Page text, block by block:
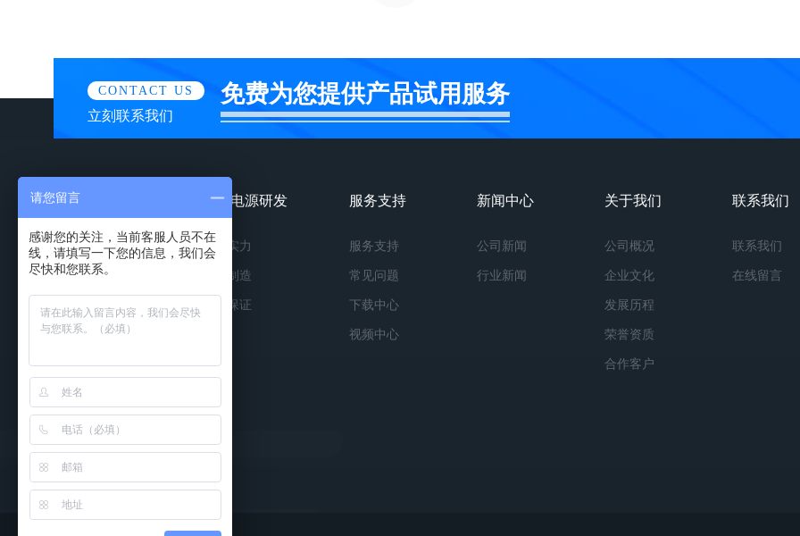
CONTACT US
立刻联系我们
免费为您提供产品试用服务
镀膜电源产品
按种类
按功率
按应用
镀膜电源研发
研发实力
精工制造
品质保证
服务支持
服务支持
常见问题
下载中心
视频中心
新闻中心
公司新闻
行业新闻
关于我们
公司概况
企业文化
发展历程
荣誉资质
合作客户
联系我们
联系我们
在线留言
请您留言
感谢您的关注，当前客服人员不在
线，请填写一下您的信息，我们会
尽快和您联系。